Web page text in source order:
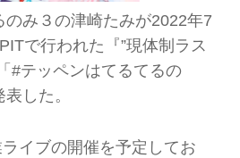
のみ３の津崎たみが2022年7
で行われた『”現体制ラス
#テッペンはてるてるの
した。
イブの開催を予定してお